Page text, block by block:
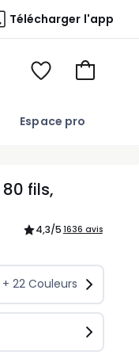
Télécharger l'app
Espace pro
Voir
Aller
fils,
4,3/5 1636 avis
+ 22Couleurs